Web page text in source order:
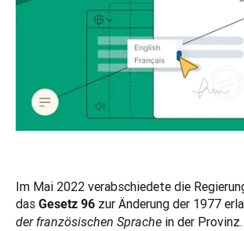
Im Mai 2022 verabschiedete die
das Gesetz 96 zur Änderung der 1977
der französischen Sprache in der